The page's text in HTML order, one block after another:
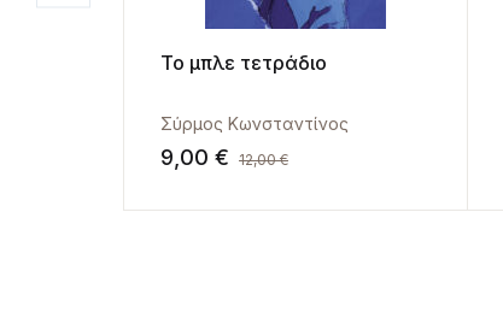
Το μπλε τετράδιο
Σύρμος Κωνσταντίνος
9,00 € 12,00€